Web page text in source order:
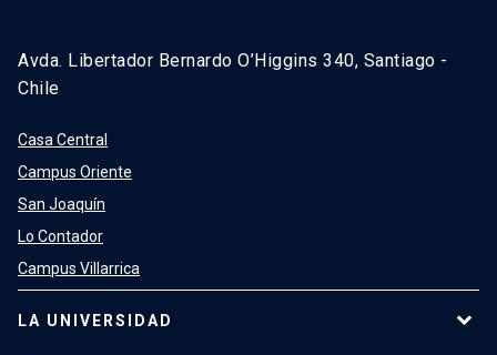
Avda. Libertador Bernardo O’Higgins 340, Santiago -
Chile
Casa Central
Campus Oriente
San Joaquín
Lo Contador
Campus Villarrica
LA UNIVERSIDAD